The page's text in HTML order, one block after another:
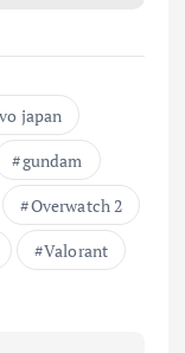
japan
gundam
Overwatch 2
Valorant